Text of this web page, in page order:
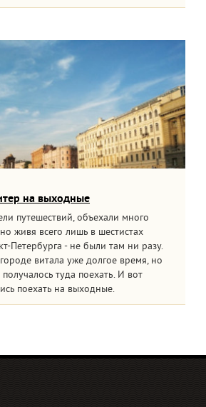
на выходные
путешествий, объехали много
живя всего лишь в шестистах
Петербурга - не были там ни разу.
витала уже долгое время, но
туда поехать. И вот
поехать на выходные.